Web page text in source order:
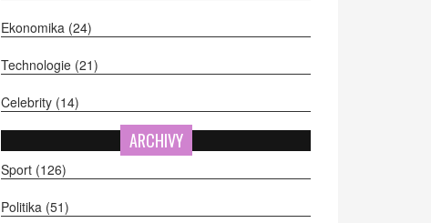
Ekonomika (24)
Technologie (21)
Celebrity (14)
ARCHIVY
Sport (126)
Politika (51)